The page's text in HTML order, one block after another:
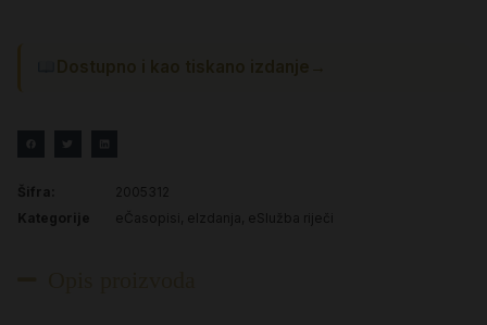
Šifra:
2005312
Kategorije
eČasopisi eIzdanja eSlužba riječi